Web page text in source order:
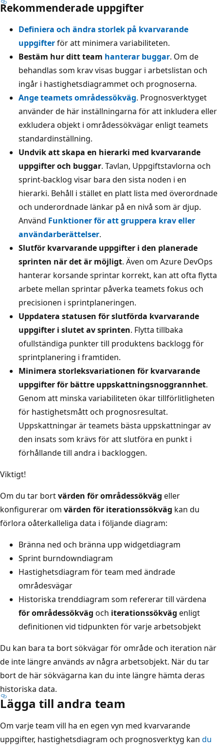
Rekommenderade uppgifter
Definiera och ändra storlek på kvarvarande
uppgifterför att minimera variabiliteten.
Bestäm hur ditt team hanterar buggar. Om de
behandlas som krav visas buggar i arbetslistan och
ingår i hastighetsdiagrammet och prognoserna.
Ange teamets områdessökväg. Prognosverktyget
använder de här inställningarna för att inkludera eller
exkludera objekt i områdessökvägar enligt teamets
standardinställning.
Undvik att skapa en hierarki med kvarvarande
uppgifter och buggar. Tavlan, Uppgiftstavlorna och
sprint-backlog visar bara den sista noden i en
hierarki. Behåll i stället en platt lista med överordnade
och underordnade länkar på en nivå som är djup.
Använd Funktioner för att gruppera krav eller
användarberättelser.
Slutför kvarvarande uppgifter i den planerade
sprinten när det är möjligt. Även om Azure DevOps
hanterar korsande sprintar korrekt, kan att ofta flytta
arbete mellan sprintar påverka teamets fokus och
precisionen i sprintplaneringen.
Uppdatera statusen för slutförda kvarvarande
uppgifter i slutet av sprinten. Flytta tillbaka
ofullständiga punkter till produktens backlogg för
sprintplanering i framtiden.
Minimera storleksvariationen för kvarvarande
uppgifter för bättre uppskattningsnoggrannhet.
Genom att minska variabiliteten ökar tillförlitligheten
för hastighetsmått och prognosresultat.
Uppskattningar är teamets bästa uppskattningar av
den insats som krävs för att slutföra en punkt i
förhållande till andra i backloggen.
Viktigt!
Om du tar bortvärden för områdessökväg eller
konfigurerar om värden för iterationssökväg kan du
förlora oåterkalleliga data i följande diagram:
Bränna ned och bränna upp widgetdiagram
Sprint burndowndiagram
Hastighetsdiagram för team med ändrade
områdesvägar
Historiska trenddiagram som refererar till värdena
för områdessökväg och iterationssökväg enligt
definitionen vid tidpunkten för varje arbetsobjekt
Du kan bara ta bort sökvägar för område och iteration när
de inte längre används av några arbetsobjekt. När du tar
bort de här sökvägarna kan du inte längre hämta deras
historiska data.
Lägga till andra team
Om varje team vill ha en egen vyn med kvarvarande
uppgifter, hastighetsdiagram och prognosverktyg kan du